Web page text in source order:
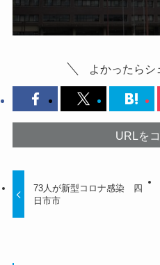
よかったらシ
URLを
73人が新型コロナ感染 四
日市市